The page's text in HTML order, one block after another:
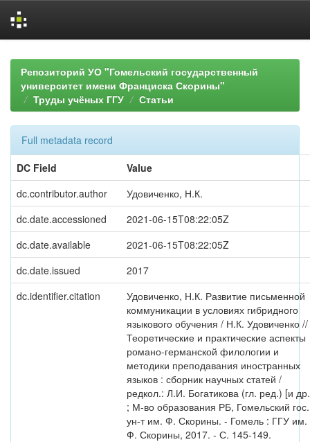
navigationРепозиторий УО "Гомельский государственный
университет имени Франциска Скорины"
Труды учёных ГГУ
Статьи
Full metadata record
DC Field
Value
dc.contributor.author
Удовиченко, Н.К.
dc.date.accessioned
2021-06-15T08:22:05Z
dc.date.available
2021-06-15T08:22:05Z
dc.date.issued
2017
dc.identifier.citation
Удовиченко, Н.К. Развитие письменной
коммуникации в условиях гибридного
языкового обучения / Н.К. Удовиченко //
Теоретические и практические аспекты
романо-германской филологии и
методики преподавания иностранных
языков : сборник научных статей /
редкол.: Л.И. Богатикова (гл. ред.) [и
; М-во образования РБ, Гомельский гос.
ун-т им. Ф. Скорины. - Гомель : ГГУ им.
Ф. Скорины, 2017. - С. 145-149.